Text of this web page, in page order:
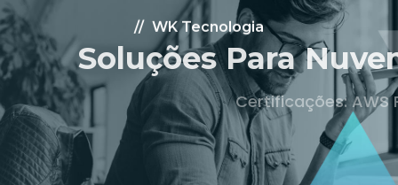
WK Tecnologia
Soluções Para Nuvem.
Certificações: AWS Partner, Microsoft Gold
Fale Conosco